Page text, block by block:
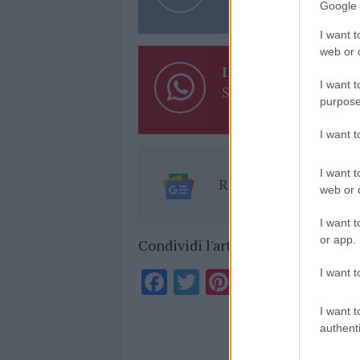
Google
I want
web or
I want
I want
I want
web or
I want
or app.
I want
I want
Inviaci le tue
Su WhatsApp al
Ricevi le nostre
Condividi l'articolo
F T
Articolo